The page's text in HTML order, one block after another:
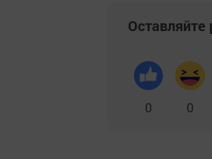
Оставляйте
0 0